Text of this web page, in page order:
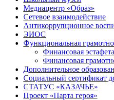
Медиацентр «Образ»
Сетевое взаимодействие
Антикоррупционное
ЭИОС
Функциональная
Финансовая эстафета
Финансовая
Дополнительное
Социальный сертификат
СТАТУС «КАЗАЧЬЕ»
Проект «Парта героя»